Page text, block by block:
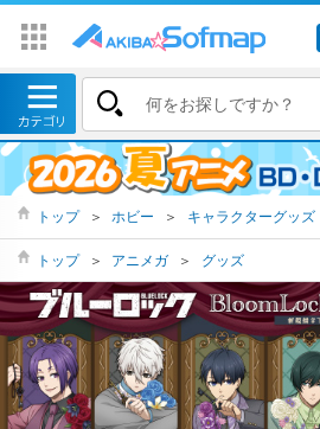
トップ ＞ ホビー ＞ キャラクターグッズ
トップ ＞ アニメガ ＞ グッズ